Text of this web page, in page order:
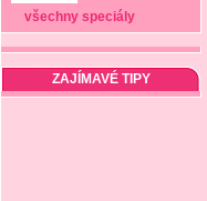
všechny speciály
ZAJÍMAVÉ TIPY